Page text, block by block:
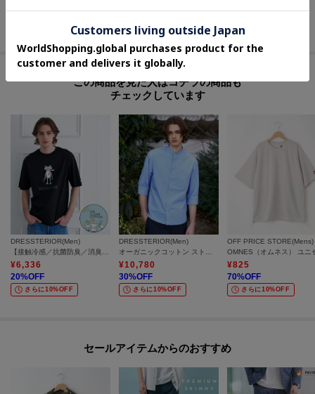
50%OFF
50%OFF
60%OFF
この商品を見た人はコチラの商品も
チェックしています
DRESSTERIOR(Men)
¥6,336
20%OFF
さらに10%OFF
DRESSTERIOR(Men)
¥10,780
30%OFF
さらに10%OFF
OFF PRICE STORE(Mens)
¥825
70%OFF
さらに10%OFF
セールアイテムからのおすすめ